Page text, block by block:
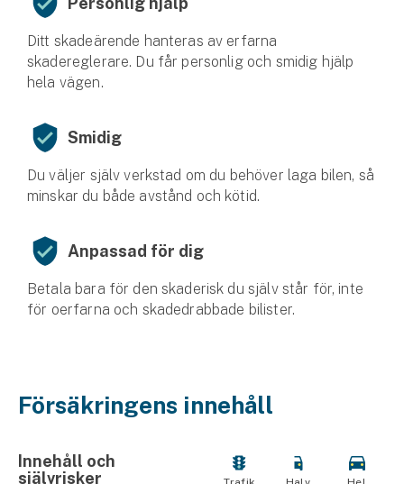
Ditt skadeärende hanteras av erfarna
skadereglerare. Du får personlig och smidig hjälp
hela vägen.
Smidig
Du väljer själv verkstad om du behöver laga bilen, så
minskar du både avstånd och kötid.
Anpassad för dig
Betala bara för den skaderisk du själv står för, inte
för oerfarna och skadedrabbade bilister.
Försäkringens innehåll
Innehåll och
självrisker